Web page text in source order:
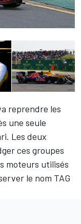
reprendre les
une seule
Les deux
ces groupes
moteurs utilisés
le nom TAG